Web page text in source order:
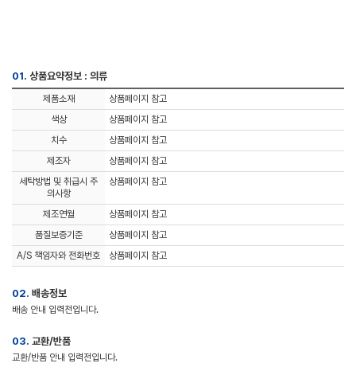
01. 상품요약정보 : 의류
제품소재
상품페이지 참고
색상
상품페이지 참고
치수
상품페이지 참고
제조자
상품페이지 참고
세탁방법 및 취급시 주
의사항
상품페이지 참고
제조연월
상품페이지 참고
품질보증기준
상품페이지 참고
A/S 책임자와 전화번호
상품페이지 참고
02. 배송정보
배송 안내 입력전입니다.
03. 교환/반품
교환/반품 안내 입력전입니다.